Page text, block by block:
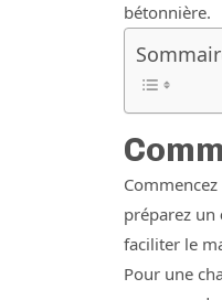
bétonnière.
préparez un
faciliter le
Pour une